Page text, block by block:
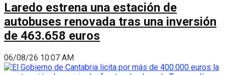
Laredo estrena una estación de
autobuses renovada tras una inversión
de 463.658 euros
06/08/26 10:07 AM